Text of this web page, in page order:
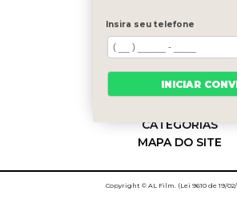
MENU
HOME
QUEM SOMOS
SERVIÇOS
BLOG
CATEGORIAS
MAPA DO SITE
Copyright © AL Film. (Lei 9610 de 19/02/
Insira seu telefone
INICIAR